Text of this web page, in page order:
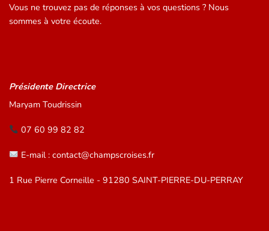
Vous ne trouvez pas de réponses à vos questions ? Nous
sommes à votre écoute.
Présidente Directrice
Maryam Toudrissin
07 60 99 82 82
E-mail : contact@champscroises.fr
1 Rue Pierre Corneille - 91280 SAINT-PIERRE-DU-PERRAY